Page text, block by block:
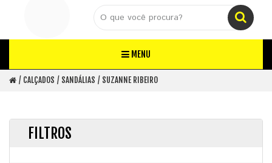
MENU
CALÇADOS SANDÁLIAS SUZANNE RIBEIRO
FILTROS